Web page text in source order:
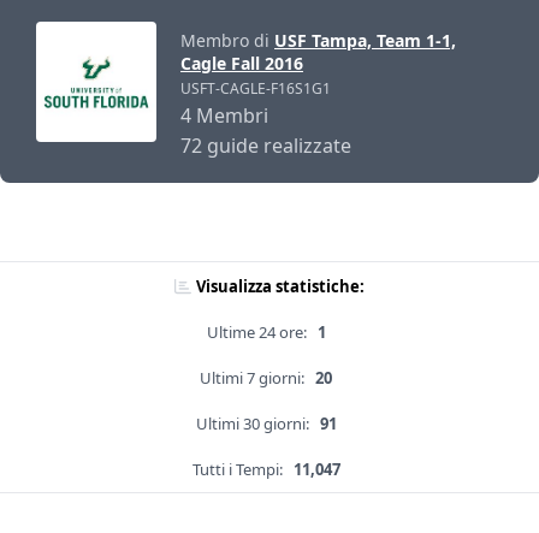
Membro di USF Tampa, Team 1-1,
Cagle Fall 2016
USFT-CAGLE-F16S1G1
4 Membri
72 guide realizzate
Visualizza statistiche:
Ultime 24 ore: 1
Ultimi 7 giorni: 20
Ultimi 30 giorni: 91
Tutti i Tempi: 11,047